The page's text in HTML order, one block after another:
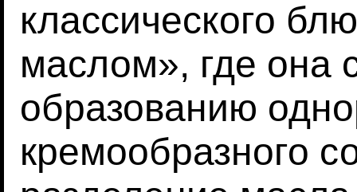
классического
маслом», где она
образованию
кремообразного